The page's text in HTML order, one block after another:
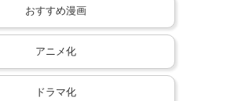
おすすめ漫画
アニメ化
ドラマ化